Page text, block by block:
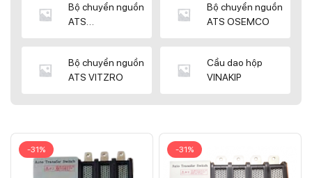
Bộ chuyển nguồn
ATS
Bộ chuyển nguồn
ATS OSEMCO
Bộ chuyển nguồn
ATS VITZRO
Cầu dao hộp
VINAKIP
-31% -31%